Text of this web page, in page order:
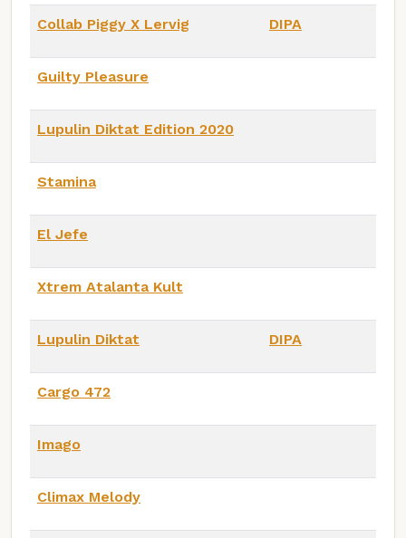
Collab Piggy X Lervig DIPA
Guilty Pleasure
Lupulin Diktat Edition 2020
Stamina
El Jefe
Xtrem Atalanta Kult
Lupulin Diktat DIPA
Cargo 472
Imago
Climax Melody